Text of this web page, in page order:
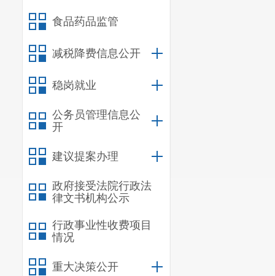
食品药品监管
减税降费信息公开
稳岗就业
公务员管理信息公
开
建议提案办理
政府接受法院行政法
律文书机构公示
行政事业性收费项目
情况
重大决策公开